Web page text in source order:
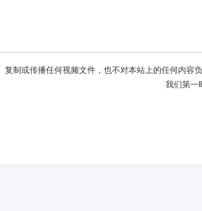
制或传播任何视频文件，也不对本站上的任何内
我们第一